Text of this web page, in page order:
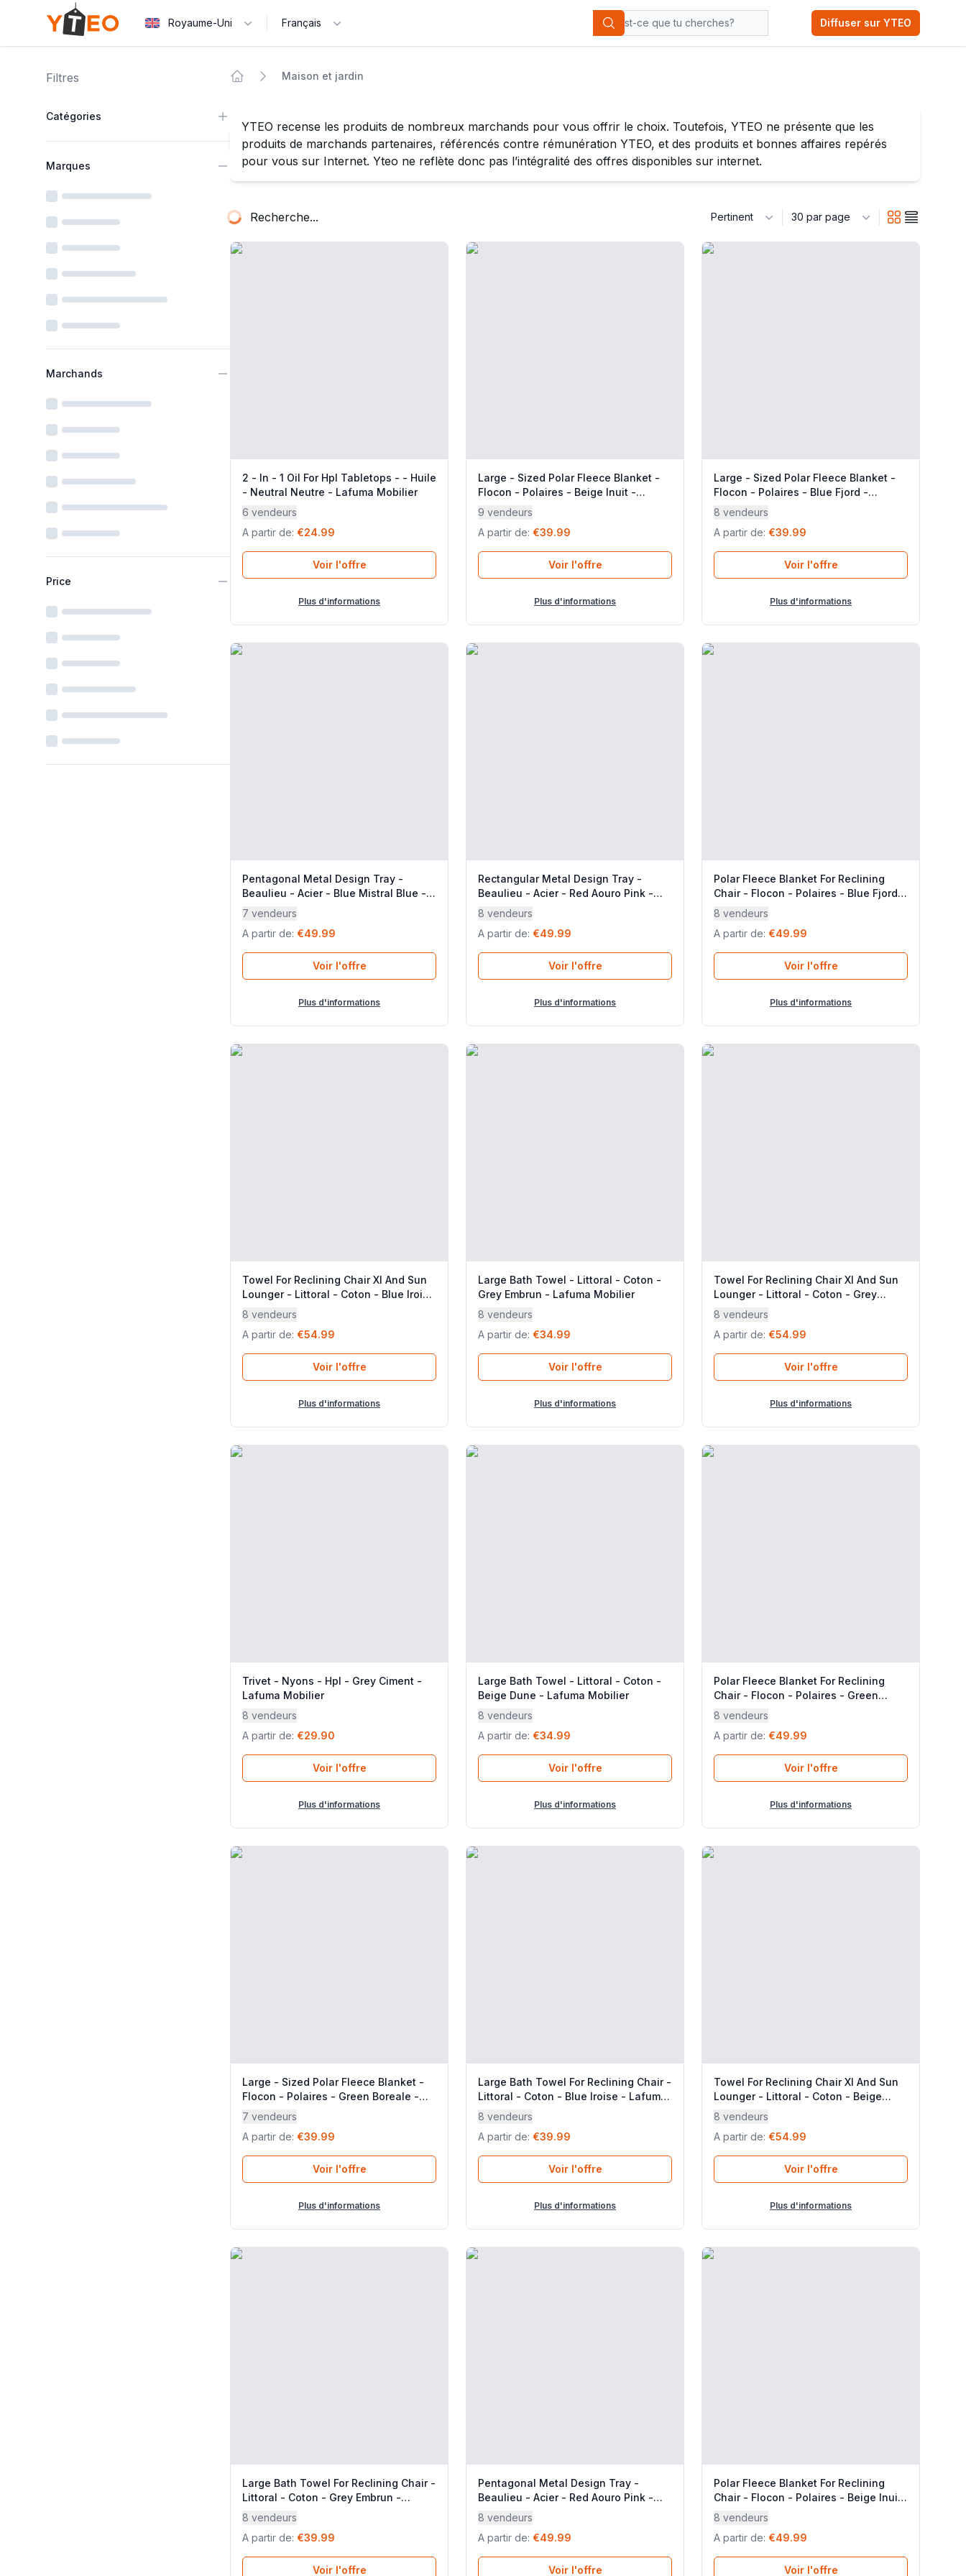
Royaume-Uni Français
Categories
Search
Diffuser sur YTEO
Filtres
Catégories
Marques
Marchands
Price
Maison et jardin
Home Maison et jardin
YTEO recense les produits de nombreux marchands pour vous offrir le choix. Toutefois, YTEO ne présente que les
produits de marchands partenaires, référencés contre rémunération YTEO, et des produits et bonnes affaires repérés
pour vous sur Internet. Yteo ne reflète donc pas l’intégralité des offres disponibles sur internet.
Recherche... Pertinent 30 par page
2 - In - 1 Oil For Hpl Tabletops - - Huile
- Neutral Neutre - Lafuma Mobilier
6 vendeurs
A partir de: €24.99
Voir l'offre
Plus d'informations
Large - Sized Polar Fleece Blanket -
Flocon - Polaires - Beige Inuit -
Lafuma Mobilier
9 vendeurs
A partir de: €39.99
Voir l'offre
Plus d'informations
Large - Sized Polar Fleece Blanket -
Flocon - Polaires - Blue Fjord -
Lafuma Mobilier
8 vendeurs
A partir de: €39.99
Voir l'offre
Plus d'informations
Pentagonal Metal Design Tray -
Beaulieu - Acier - Blue Mistral Blue -
Lafuma Mobilier
7 vendeurs
A partir de: €49.99
Voir l'offre
Plus d'informations
Rectangular Metal Design Tray -
Beaulieu - Acier - Red Aouro Pink -
Lafuma Mobilier
8 vendeurs
A partir de: €49.99
Voir l'offre
Plus d'informations
Polar Fleece Blanket For Reclining
Chair - Flocon - Polaires - Blue Fjord -
Lafuma Mobilier
8 vendeurs
A partir de: €49.99
Voir l'offre
Plus d'informations
Towel For Reclining Chair Xl And Sun
Lounger - Littoral - Coton - Blue Iroise
- Lafuma Mobilier
8 vendeurs
A partir de: €54.99
Voir l'offre
Plus d'informations
Large Bath Towel - Littoral - Coton -
Grey Embrun - Lafuma Mobilier
8 vendeurs
A partir de: €34.99
Voir l'offre
Plus d'informations
Towel For Reclining Chair Xl And Sun
Lounger - Littoral - Coton - Grey
Embrun - Lafuma Mobilier
8 vendeurs
A partir de: €54.99
Voir l'offre
Plus d'informations
Trivet - Nyons - Hpl - Grey Ciment -
Lafuma Mobilier
8 vendeurs
A partir de: €29.90
Voir l'offre
Plus d'informations
Large Bath Towel - Littoral - Coton -
Beige Dune - Lafuma Mobilier
8 vendeurs
A partir de: €34.99
Voir l'offre
Plus d'informations
Polar Fleece Blanket For Reclining
Chair - Flocon - Polaires - Green
Boreale - Lafuma Mobilier
8 vendeurs
A partir de: €49.99
Voir l'offre
Plus d'informations
Large - Sized Polar Fleece Blanket -
Flocon - Polaires - Green Boreale -
Lafuma Mobilier
7 vendeurs
A partir de: €39.99
Voir l'offre
Plus d'informations
Large Bath Towel For Reclining Chair -
Littoral - Coton - Blue Iroise - Lafuma
Mobilier
8 vendeurs
A partir de: €39.99
Voir l'offre
Plus d'informations
Towel For Reclining Chair Xl And Sun
Lounger - Littoral - Coton - Beige
Dune - Lafuma Mobilier
8 vendeurs
A partir de: €54.99
Voir l'offre
Plus d'informations
Large Bath Towel For Reclining Chair -
Littoral - Coton - Grey Embrun -
Lafuma Mobilier
8 vendeurs
A partir de: €39.99
Voir l'offre
Pentagonal Metal Design Tray -
Beaulieu - Acier - Red Aouro Pink -
Lafuma Mobilier
8 vendeurs
A partir de: €49.99
Voir l'offre
Polar Fleece Blanket For Reclining
Chair - Flocon - Polaires - Beige Inuit
- Lafuma Mobilier
8 vendeurs
A partir de: €49.99
Voir l'offre